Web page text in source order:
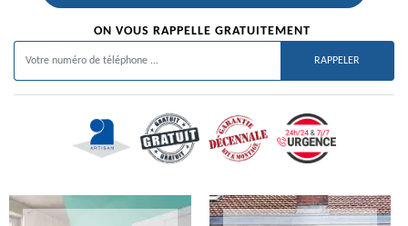
ON VOUS RAPPELLE GRATUITEMENT